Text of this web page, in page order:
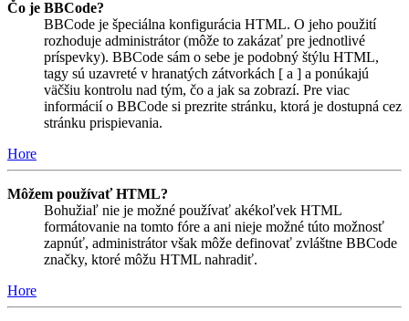
Čo je BBCode?
BBCode je špeciálna konfigurácia HTML. O jeho použití
rozhoduje administrátor (môže to zakázať pre jednotlivé
príspevky). BBCode sám o sebe je podobný štýlu HTML,
tagy sú uzavreté v hranatých zátvorkách [ a ] a ponúkajú
väčšiu kontrolu nad tým, čo a jak sa zobrazí. Pre viac
informácií o BBCode si prezrite stránku, ktorá je dostupná cez
stránku prispievania.
Hore
Môžem používať HTML?
Bohužiaľ nie je možné používať akékoľvek HTML
formátovanie na tomto fóre a ani nieje možné túto možnosť
zapnúť, administrátor však môže definovať zvláštne BBCode
značky, ktoré môžu HTML nahradiť.
Hore